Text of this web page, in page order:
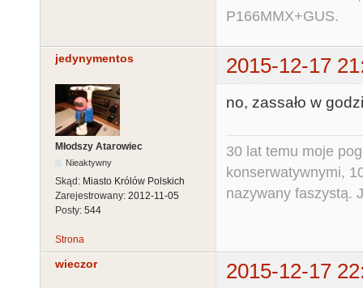
P166MMX+GUS.
jedynymentos 2015-12-17
Młodszy Atarowiec
Nieaktywny
Skąd: Miasto Królów Polskich
Zarejestrowany: 2012-11-05
Posty: 544
no, zassało w
30 lat temu moje
konserwatywnymi,
nazywany faszystą.
Strona
wieczor 2015-12-17